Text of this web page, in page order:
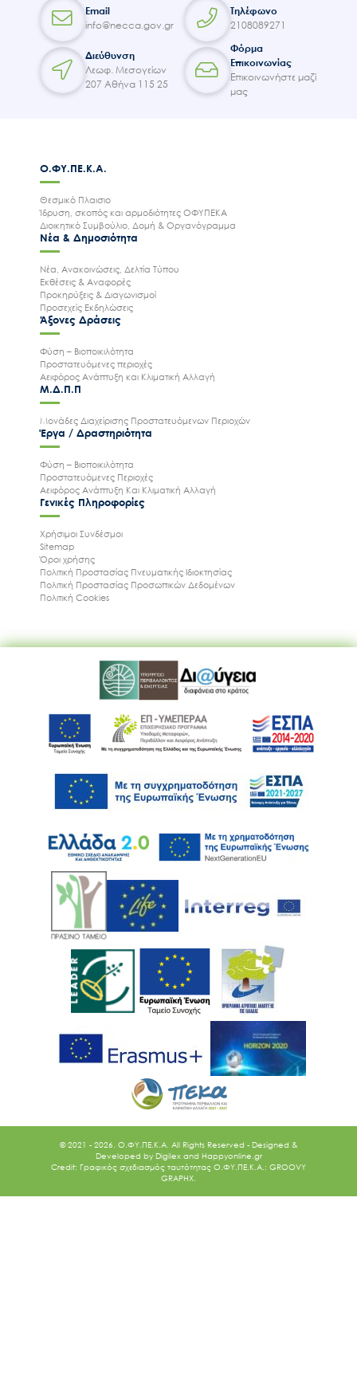
Ακολουθήστε μας
Email
info@necca.gov.gr
Τηλέφωνο
2108089271
Διεύθυνση
Λεωφ. Μεσογείων
207 Αθήνα 115 25
Φόρμα
Επικοινωνίας
Επικοινωνήστε μαζί
μας
Ο.ΦΥ.ΠΕ.Κ.Α.
Θεσμικό Πλαισιο
Ίδρυση, σκοπός και αρμοδιότητες ΟΦΥΠΕΚΑ
Διοικητικό Συμβούλιο, Δομή & Οργανόγραμμα
Νέα & Δημοσιότητα
Νέα, Ανακοινώσεις, Δελτία Τύπου
Εκθέσεις & Αναφορές
Προκηρύξεις & Διαγωνισμοί
Προσεχείς Εκδηλώσεις
Άξονες Δράσεις
Φύση – Βιοποικιλότητα
Προστατευόμενες περιοχές
Αειφόρος Ανάπτυξη και Κλιματική Αλλαγή
Μ.Δ.Π.Π
Μονάδες Διαχείρισης Προστατευόμενων Περιοχών
Έργα / Δραστηριότητα
Φύση – Βιοποικιλότητα
Προστατευόμενες Περιοχές
Αειφόρος Ανάπτυξη Και Κλιματική Αλλαγή
Γενικές Πληροφορίες
Χρήσιμοι Συνδέσμοι
Sitemap
Όροι χρήσης
Πολιτική Προστασίας Πνευματικής Ιδιοκτησίας
Πολιτική Προστασίας Προσωπικών Δεδομένων
Πολιτική Cookies
© 2021 - 2026. O.ΦΥ.ΠΕ.Κ.Α. All Rights Reserved - Designed &
Developed by Digilex and Happyonline.gr
Credit: Γραφικός σχεδιασμός ταυτότητας Ο.ΦΥ.ΠΕ.Κ.Α.: GROOVY
GRAPHX.